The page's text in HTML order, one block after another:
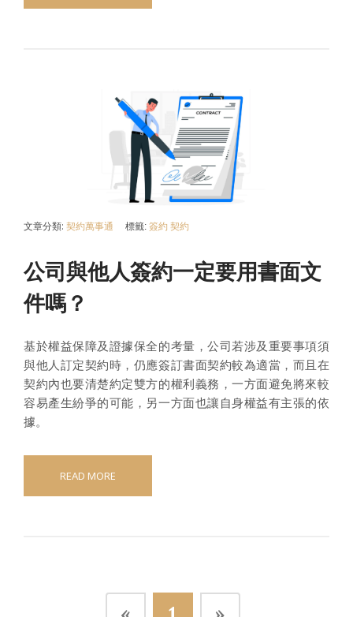
文章分類: 契約萬事通 標籤: 簽約 契約
公司與他人簽約一定要用書面文
件嗎？
基於權益保障及證據保全的考量，公司若涉及重要事項須
與他人訂定契約時，仍應簽訂書面契約較為適當，而且在
契約內也要清楚約定雙方的權利義務，一方面避免將來較
容易產生紛爭的可能，另一方面也讓自身權益有主張的依
據。
READ MORE